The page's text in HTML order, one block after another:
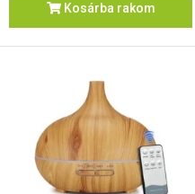
Kosárba rakom